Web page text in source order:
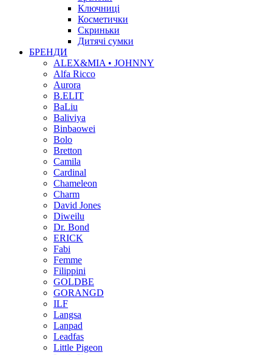
Ключниці
Косметички
Скриньки
Дитячі сумки
БРЕНДИ
ALEX&MIA • JOHNNY
Alfa Ricco
Aurora
B.ELIT
BaLiu
Baliviya
Binbaowei
Bolo
Bretton
Camila
Cardinal
Chameleon
Charm
David Jones
Diweilu
Dr. Bond
ERICK
Fabi
Femme
Filippini
GOLDBE
GORANGD
ILF
Langsa
Lanpad
Leadfas
Little Pigeon